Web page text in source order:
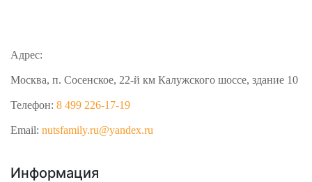
Адрес:
Москва, п. Сосенское, 22-й км Калужского шоссе, здание 10
Телефон: 8 499 226-17-19
Email: nutsfamily.ru@yandex.ru
Информация